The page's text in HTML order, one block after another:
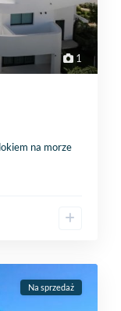
1
na morze
Na sprzedaż